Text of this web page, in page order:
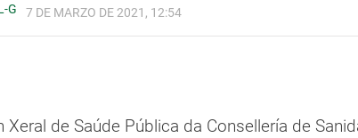
G 7 DE MARZO DE 2021, 12:54
Xeral de Saúde Pública da Consellería de